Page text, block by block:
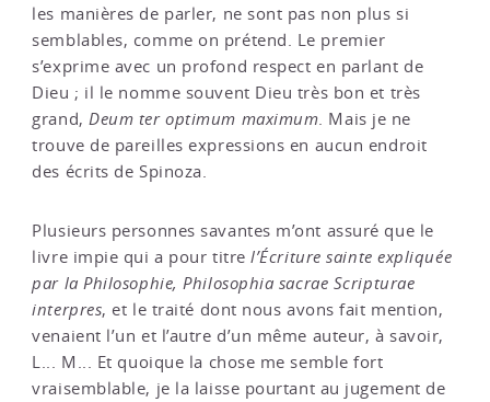
les manières de parler, ne sont pas non plus si
semblables, comme on prétend. Le premier
s’exprime avec un profond respect en parlant de
Dieu ; il le nomme souvent Dieu très bon et très
grand,Deum ter optimum maximum. Mais je ne
trouve de pareilles expressions en aucun endroit
des écrits de Spinoza.
Plusieurs personnes savantes m’ont assuré que le
livre impie qui a pour titrel’Écriture sainte expliquée
par la Philosophie, Philosophia sacrae Scripturae
interpres, et le traité dont nous avons fait mention,
venaient l’un et l’autre d’un même auteur, à savoir,
L... M... Et quoique la chose me semble fort
vraisemblable, je la laisse pourtant au jugement de